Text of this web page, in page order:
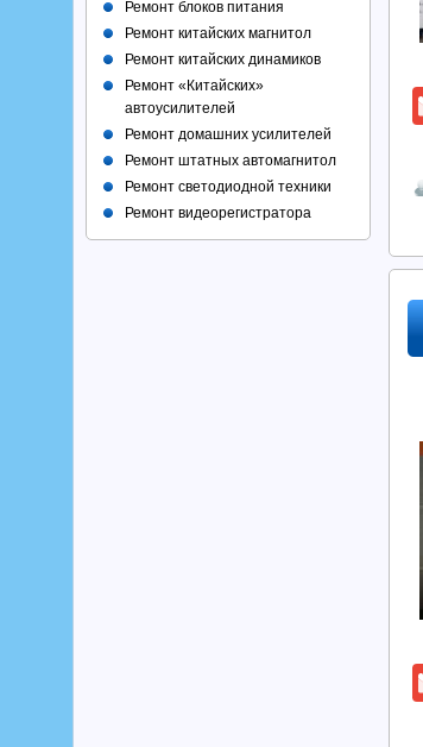
Ремонт блоков питания
Ремонт китайских магнитол
Ремонт китайских динамиков
Ремонт «Китайских»
автоусилителей
Ремонт домашних усилителей
Ремонт штатных автомагнитол
Ремонт светодиодной техники
Ремонт видеорегистратора